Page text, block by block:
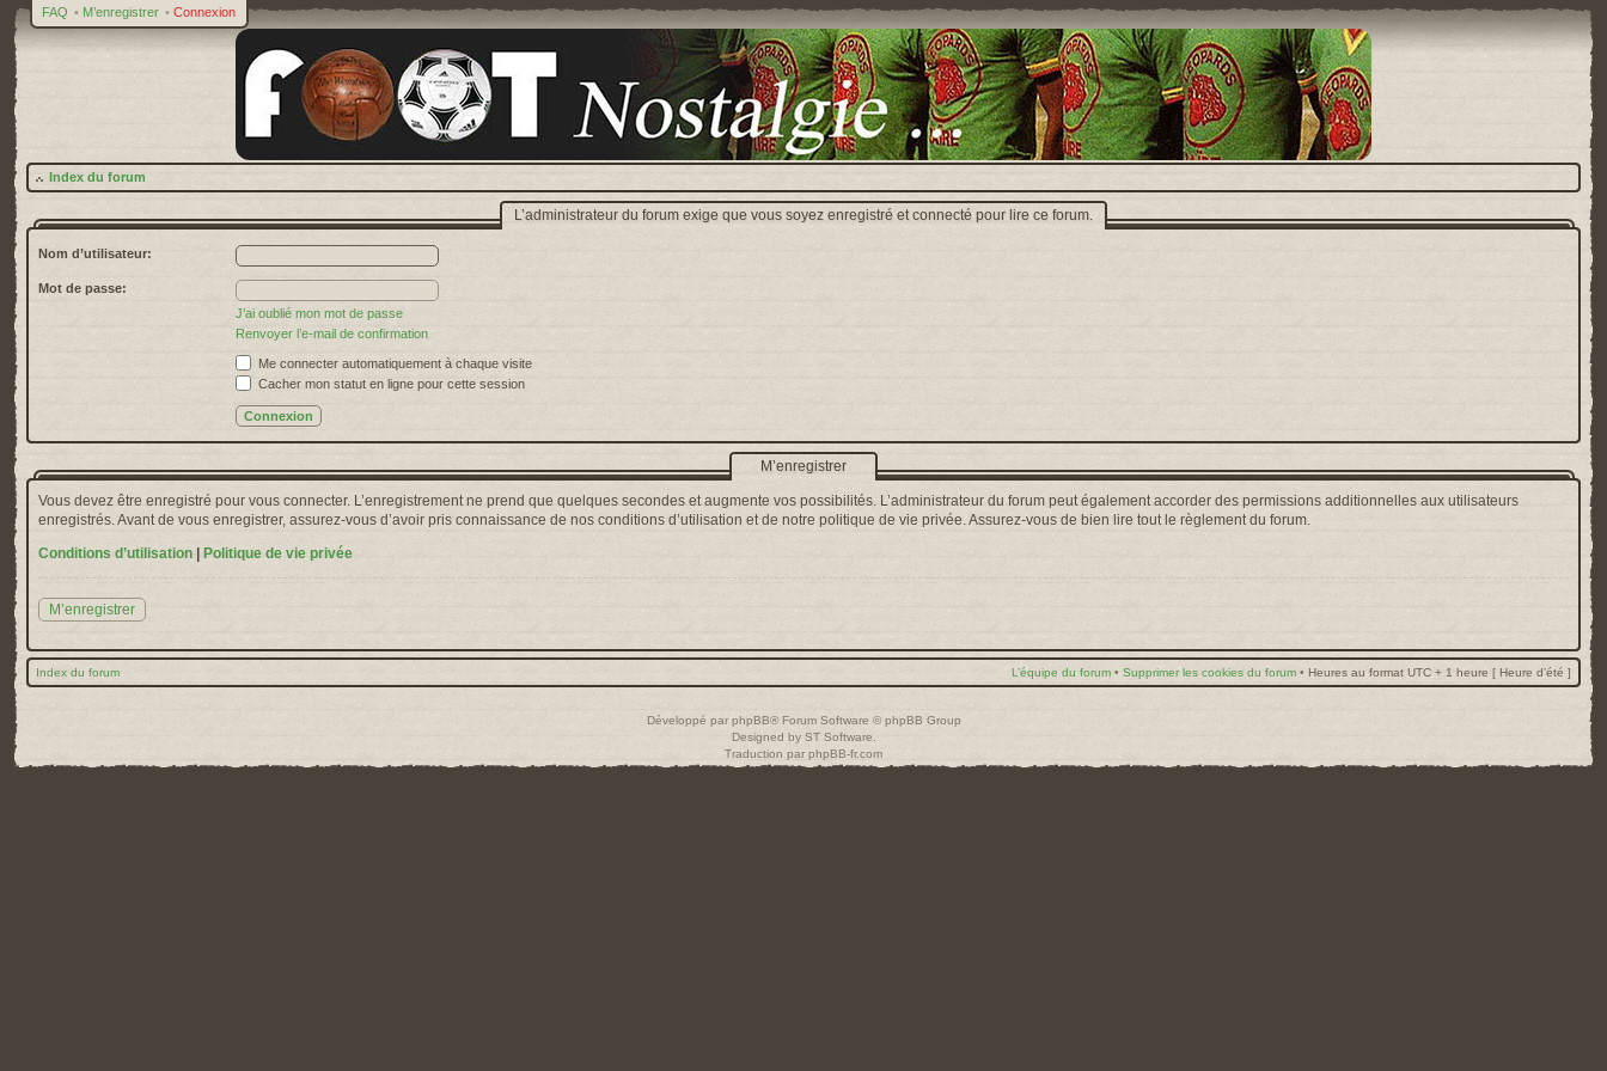
FAQ • M’enregistrer • Connexion
Index du forum
L’administrateur du forum exige que vous soyez enregistré et connecté pour lire ce forum.
Nom d’utilisateur:
Mot de passe:
J’ai oublié mon mot de passe
Renvoyer l’e-mail de confirmation
Me connecter automatiquement à chaque visite
Cacher mon statut en ligne pour cette session
M’enregistrer
Vous devez être enregistré pour vous connecter. L’enregistrement ne prend que quelques secondes et augmente vos possibilités. L’administrateur du forum peut également accorder des permissions additionnelles aux utilisateurs
enregistrés. Avant de vous enregistrer, assurez-vous d’avoir pris connaissance de nos conditions d’utilisation et de notre politique de vie privée. Assurez-vous de bien lire tout le règlement du forum.
Conditions d’utilisation
Politique de vie privée
M’enregistrer
Index du forum L’équipe du forum • Supprimer les cookies du forum • Heures au format UTC + 1 heure [ Heure d’été ]
Développé par phpBB® Forum Software © phpBB Group
Designed by ST Software
Traduction par phpBB-fr.com